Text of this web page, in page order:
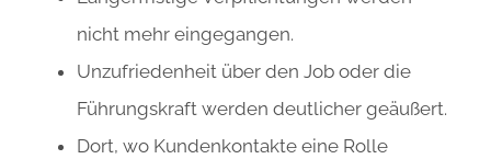
nicht mehr eingegangen.
Unzufriedenheit über den Job oder die
Führungskraft werden deutlicher geäußert.
Dort, wo Kundenkontakte eine Rolle